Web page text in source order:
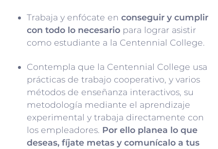
Trabaja y enfócate en conseguir y cumplir
con todo lo necesario para lograr asistir
como estudiante a la Centennial College.
Contempla que la Centennial College usa
prácticas de trabajo cooperativo, y varios
métodos de enseñanza interactivos, su
metodología mediante el aprendizaje
experimental y trabaja directamente con
los empleadores. Por ello planea lo que
deseas, fíjate metas y comunícalo a tus